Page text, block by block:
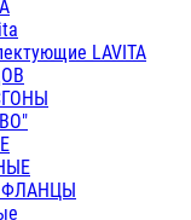
LAVITA